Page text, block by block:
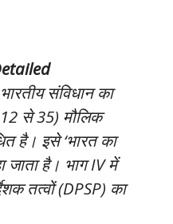
संविधान का
से 35) मौलिक
है। इसे ‘भारत का
जाता है। भाग IV में
तत्वों (DPSP) का